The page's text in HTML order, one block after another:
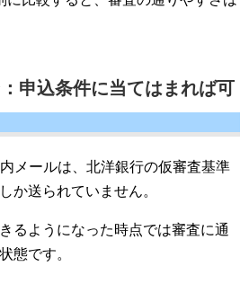
申込条件に当てはまれば可
メールは、北洋銀行の仮審査基準
か送られていません。
るようになった時点では審査に通
態です。